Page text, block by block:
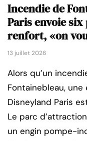
Incendie de
Paris envoie
renfort, «on
13 juillet 2026
Alors qu’un
Fontainebleau,
Disneyland Paris
Le parc
un engin pompe-